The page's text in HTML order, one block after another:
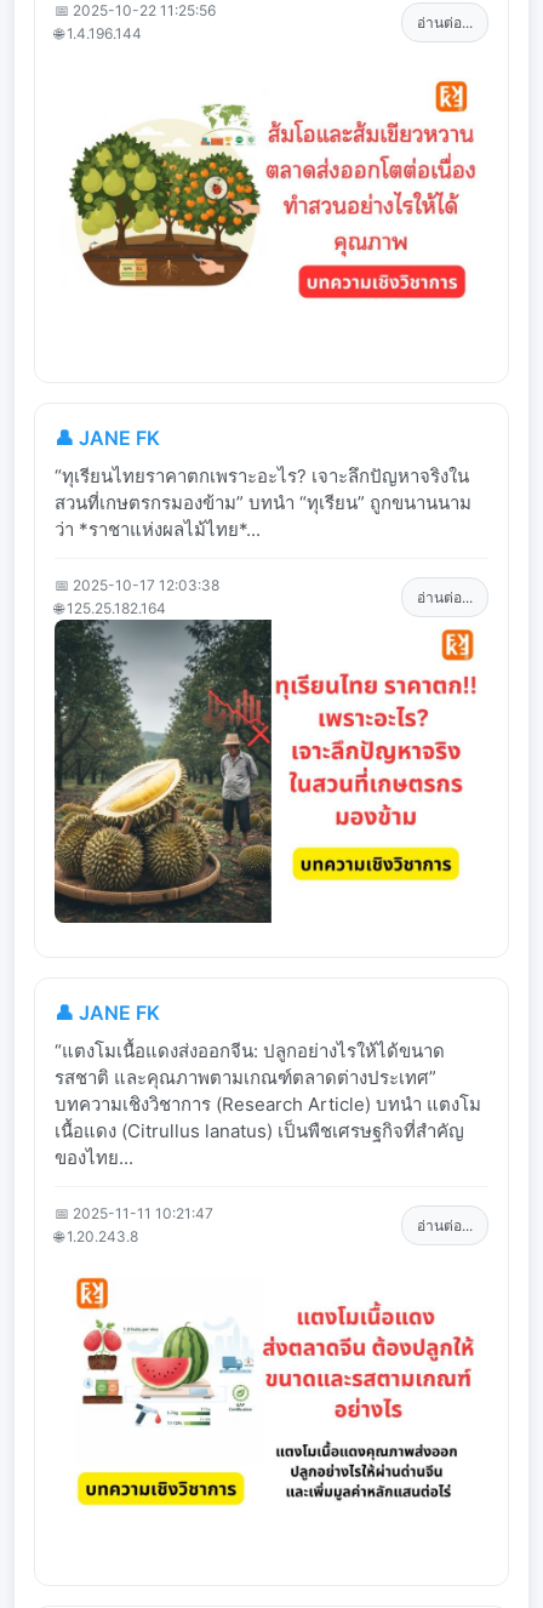
📅 2025-10-22 11:25:56
🌐 1.4.196.144
อ่านต่อ...
👤 JANE FK
“ทุเรียนไทยราคาตกเพราะอะไร? เจาะลึกปัญหาจริงใน
สวนที่เกษตรกรมองข้าม” บทนำ “ทุเรียน” ถูกขนานนาม
ว่า *ราชาแห่งผลไม้ไทย*...
📅 2025-10-17 12:03:38
🌐 125.25.182.164
อ่านต่อ...
👤 JANE FK
“แตงโมเนื้อแดงส่งออกจีน: ปลูกอย่างไรให้ได้ขนาด
รสชาติ และคุณภาพตามเกณฑ์ตลาดต่างประเทศ”
บทความเชิงวิชาการ (Research Article) บทนำ แตงโม
เนื้อแดง (Citrullus lanatus) เป็นพืชเศรษฐกิจที่สำคัญ
ของไทย...
📅 2025-11-11 10:21:47
🌐 1.20.243.8
อ่านต่อ...